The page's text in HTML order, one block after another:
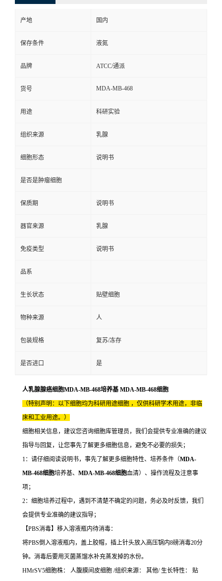
产地 国内
保存条件 液氮
品牌 ATCC/通派
货号 MDA-MB-468
用途 科研实验
组织来源 乳腺
细胞形态 说明书
是否是肿瘤细胞
保质期 说明书
器官来源 乳腺
免疫类型 说明书
品系
生长状态 贴壁细胞
物种来源 人
包装规格 复苏/冻存
是否进口 是
人乳腺腺癌细胞MDA-MB-468培养基 MDA-MB-468细胞
（特别声明：以下细胞均为科研用途细胞 ，仅供科研学术用途，非临
床和工业用途。）
细胞相关信息，建议您咨询细胞库管理员，我们会提供专业准确的建议
指导与回复，让您事先了解更多细胞信息，避免不必要的损失；
1：请仔细阅读说明书，事先了解更多细胞特性、培养条件（MDA-
MB-468细胞培养基、 MDA-MB-468细胞血清）、操作流程及注意事
项；
2：细胞培养过程中，遇到不清楚不确定的问题，务必及时反馈，我们
会提供专业准确的建议指导；
【PBS消毒】移入溶液瓶内待消毒：
将PBS倒入溶液瓶内，盖上胶帽，插上针头放入高压锅内8磅消毒20分
钟。消毒后要用灭菌蒸馏水补充蒸发掉的水份。
HMrSV5细胞株： 人腹膜间皮细胞 /组织来源： 其他/ 生长特性： 贴